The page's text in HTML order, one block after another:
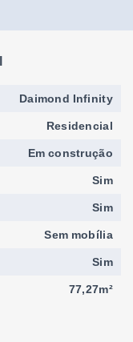
Daimond Infinity
Residencial
Em construção
Sim
Sim
Sem mobília
Sim
77,27m²